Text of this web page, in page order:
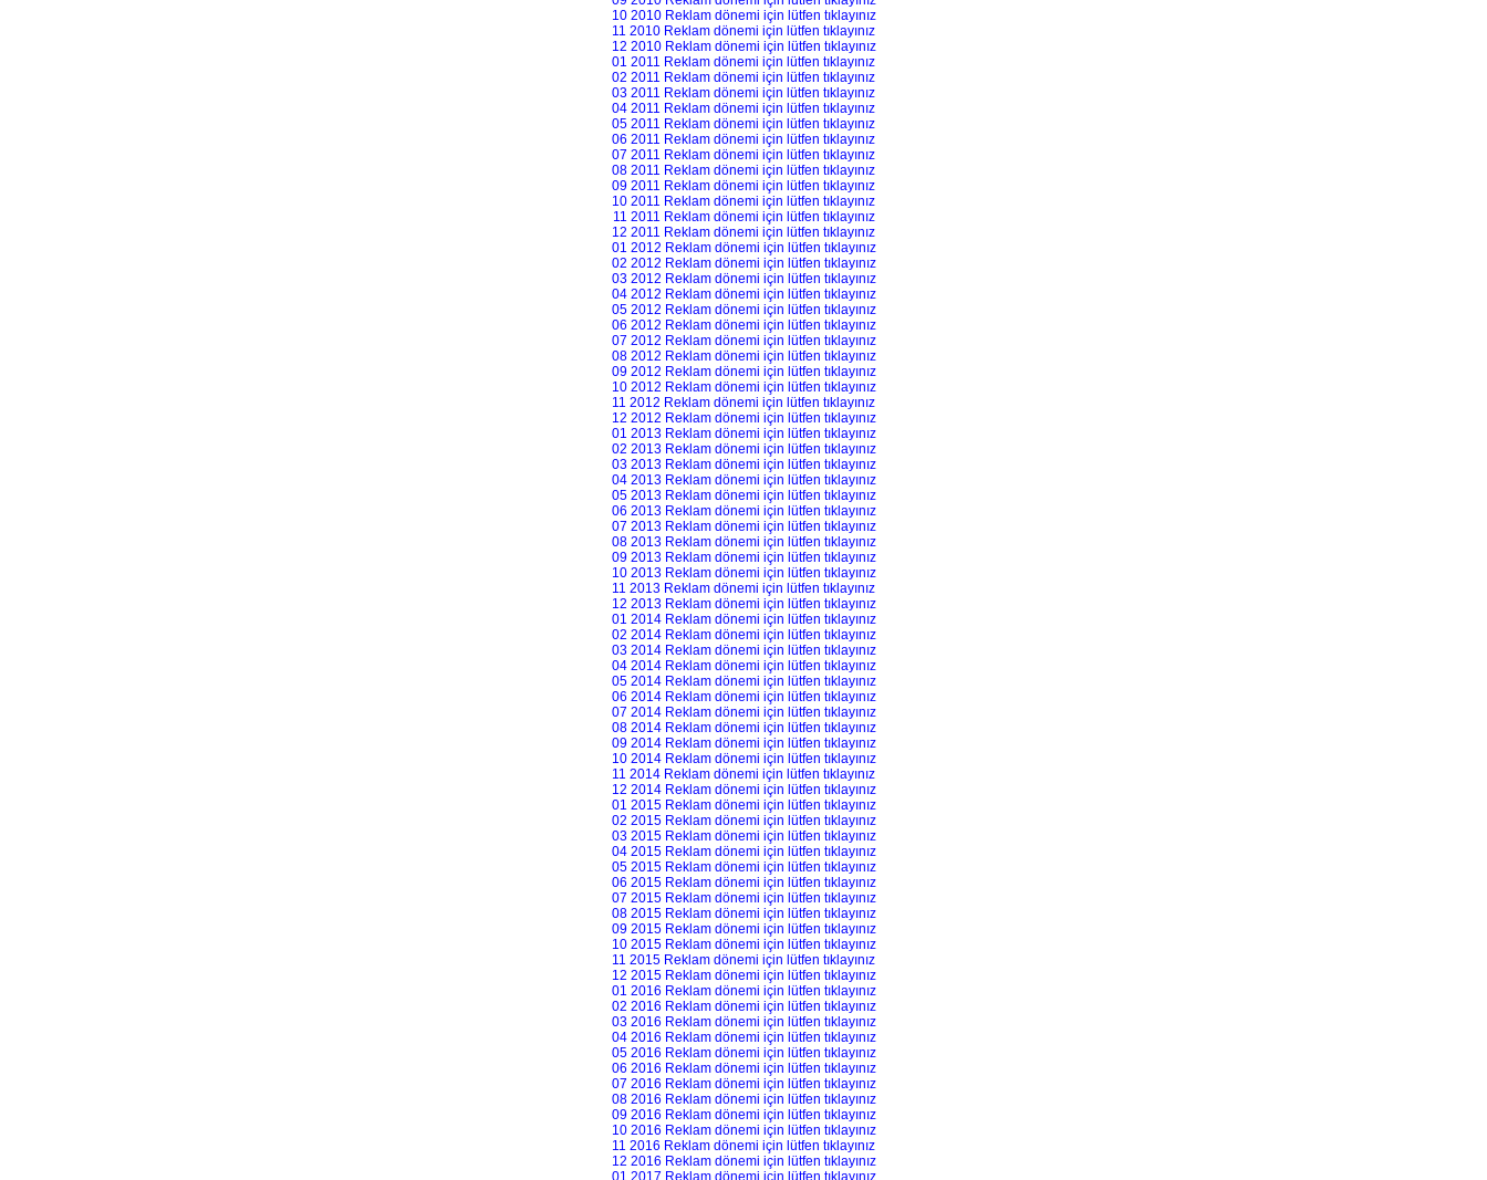
10 2010 Reklam dönemi için lütfen tıklayınız
11 2010 Reklam dönemi için lütfen tıklayınız
12 2010 Reklam dönemi için lütfen tıklayınız
01 2011 Reklam dönemi için lütfen tıklayınız
02 2011 Reklam dönemi için lütfen tıklayınız
03 2011 Reklam dönemi için lütfen tıklayınız
04 2011 Reklam dönemi için lütfen tıklayınız
05 2011 Reklam dönemi için lütfen tıklayınız
06 2011 Reklam dönemi için lütfen tıklayınız
07 2011 Reklam dönemi için lütfen tıklayınız
08 2011 Reklam dönemi için lütfen tıklayınız
09 2011 Reklam dönemi için lütfen tıklayınız
10 2011 Reklam dönemi için lütfen tıklayınız
11 2011 Reklam dönemi için lütfen tıklayınız
12 2011 Reklam dönemi için lütfen tıklayınız
01 2012 Reklam dönemi için lütfen tıklayınız
02 2012 Reklam dönemi için lütfen tıklayınız
03 2012 Reklam dönemi için lütfen tıklayınız
04 2012 Reklam dönemi için lütfen tıklayınız
05 2012 Reklam dönemi için lütfen tıklayınız
06 2012 Reklam dönemi için lütfen tıklayınız
07 2012 Reklam dönemi için lütfen tıklayınız
08 2012 Reklam dönemi için lütfen tıklayınız
09 2012 Reklam dönemi için lütfen tıklayınız
10 2012 Reklam dönemi için lütfen tıklayınız
11 2012 Reklam dönemi için lütfen tıklayınız
12 2012 Reklam dönemi için lütfen tıklayınız
01 2013 Reklam dönemi için lütfen tıklayınız
02 2013 Reklam dönemi için lütfen tıklayınız
03 2013 Reklam dönemi için lütfen tıklayınız
04 2013 Reklam dönemi için lütfen tıklayınız
05 2013 Reklam dönemi için lütfen tıklayınız
06 2013 Reklam dönemi için lütfen tıklayınız
07 2013 Reklam dönemi için lütfen tıklayınız
08 2013 Reklam dönemi için lütfen tıklayınız
09 2013 Reklam dönemi için lütfen tıklayınız
10 2013 Reklam dönemi için lütfen tıklayınız
11 2013 Reklam dönemi için lütfen tıklayınız
12 2013 Reklam dönemi için lütfen tıklayınız
01 2014 Reklam dönemi için lütfen tıklayınız
02 2014 Reklam dönemi için lütfen tıklayınız
03 2014 Reklam dönemi için lütfen tıklayınız
04 2014 Reklam dönemi için lütfen tıklayınız
05 2014 Reklam dönemi için lütfen tıklayınız
06 2014 Reklam dönemi için lütfen tıklayınız
07 2014 Reklam dönemi için lütfen tıklayınız
08 2014 Reklam dönemi için lütfen tıklayınız
09 2014 Reklam dönemi için lütfen tıklayınız
10 2014 Reklam dönemi için lütfen tıklayınız
11 2014 Reklam dönemi için lütfen tıklayınız
12 2014 Reklam dönemi için lütfen tıklayınız
01 2015 Reklam dönemi için lütfen tıklayınız
02 2015 Reklam dönemi için lütfen tıklayınız
03 2015 Reklam dönemi için lütfen tıklayınız
04 2015 Reklam dönemi için lütfen tıklayınız
05 2015 Reklam dönemi için lütfen tıklayınız
06 2015 Reklam dönemi için lütfen tıklayınız
07 2015 Reklam dönemi için lütfen tıklayınız
08 2015 Reklam dönemi için lütfen tıklayınız
09 2015 Reklam dönemi için lütfen tıklayınız
10 2015 Reklam dönemi için lütfen tıklayınız
11 2015 Reklam dönemi için lütfen tıklayınız
12 2015 Reklam dönemi için lütfen tıklayınız
01 2016 Reklam dönemi için lütfen tıklayınız
02 2016 Reklam dönemi için lütfen tıklayınız
03 2016 Reklam dönemi için lütfen tıklayınız
04 2016 Reklam dönemi için lütfen tıklayınız
05 2016 Reklam dönemi için lütfen tıklayınız
06 2016 Reklam dönemi için lütfen tıklayınız
07 2016 Reklam dönemi için lütfen tıklayınız
08 2016 Reklam dönemi için lütfen tıklayınız
09 2016 Reklam dönemi için lütfen tıklayınız
10 2016 Reklam dönemi için lütfen tıklayınız
11 2016 Reklam dönemi için lütfen tıklayınız
12 2016 Reklam dönemi için lütfen tıklayınız
01 2017 Reklam dönemi için lütfen tıklayınız